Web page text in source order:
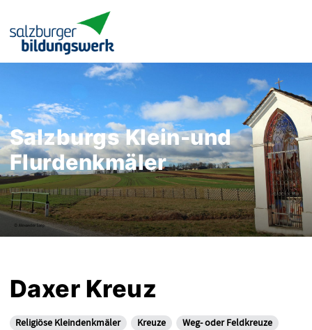
Salzburgs Klein-und
Flurdenkmäler
Daxer Kreuz
Religiöse Kleindenkmäler Kreuze Weg- oder Feldkreuze